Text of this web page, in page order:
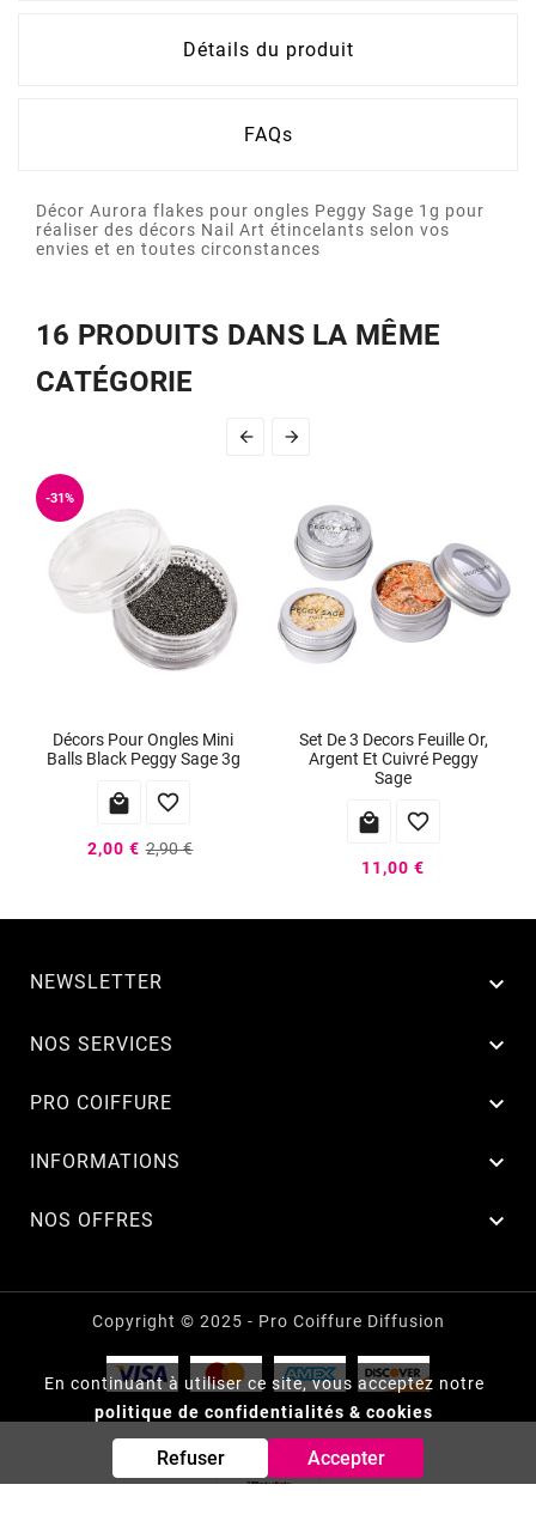
En continuant à utiliser ce site, vous acceptez notre
politique de confidentialités & cookies
Refuser Accepter
Détails du produit
FAQs
Décor Aurora flakes pour ongles Peggy Sage 1g pour
réaliser des décors Nail Art étincelants selon vos
envies et en toutes circonstances
16 PRODUITS DANS LA MÊME
CATÉGORIE
 
-31%
Décors Pour Ongles Mini
Balls Black Peggy Sage 3g
 
2,00 € 2,90 €
Set De 3 Decors Feuille Or,
Argent Et Cuivré Peggy
Sage
 
11,00 €
NEWSLETTER 
NOS SERVICES 
PRO COIFFURE 
INFORMATIONS 
NOS OFFRES 
Copyright © 2025 - Pro Coiffure Diffusion